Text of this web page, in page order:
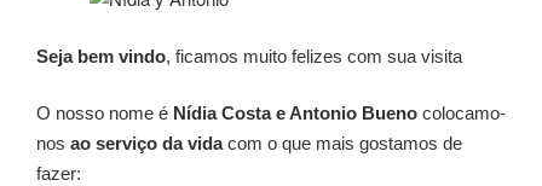
Seja bem vindo, ficamos muito felizes com sua visita
O nosso nome é Nídia Costa e Antonio Bueno colocamo-
nos ao serviço da vidacom o que mais gostamos de
fazer: